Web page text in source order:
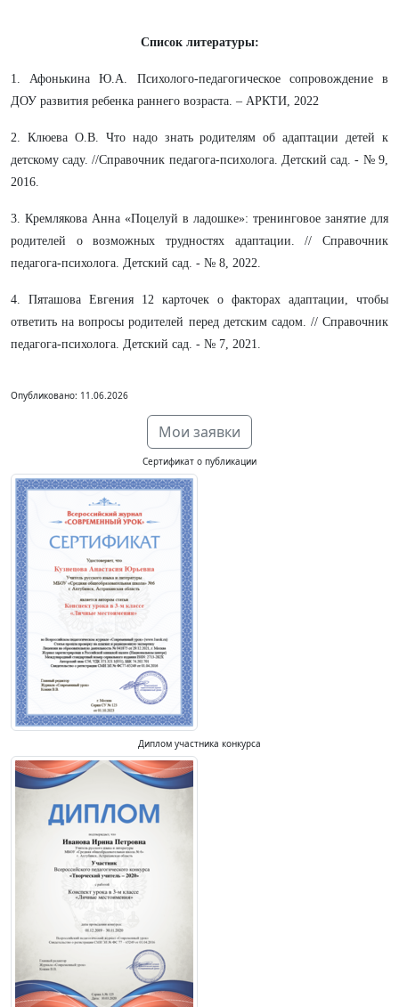
Список литературы:
1. Афонькина Ю.А. Психолого-педагогическое сопровождение в
ДОУ развития ребенка раннего возраста. – АРКТИ, 2022
2. Клюева О.В. Что надо знать родителям об адаптации детей к
детскому саду. //Справочник педагога-психолога. Детский сад. - № 9,
2016.
3. Кремлякова Анна «Поцелуй в ладошке»: тренинговое занятие для
родителей о возможных трудностях адаптации. // Справочник
педагога-психолога. Детский сад. - № 8, 2022.
4. Пяташова Евгения 12 карточек о факторах адаптации, чтобы
ответить на вопросы родителей перед детским садом. // Справочник
педагога-психолога. Детский сад. - № 7, 2021.
Опубликовано: 11.06.2026
Мои заявки
Сертификат о публикации
Диплом участника конкурса